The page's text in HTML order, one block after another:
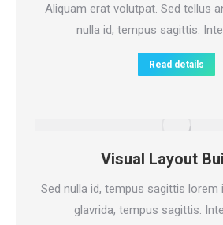
Aliquam erat volutpat. Sed tellus
nulla id, tempus sagittis.
Read details
Visual Layout
Sed nulla id, tempus sagittis
glavrida, tempus sagittis.